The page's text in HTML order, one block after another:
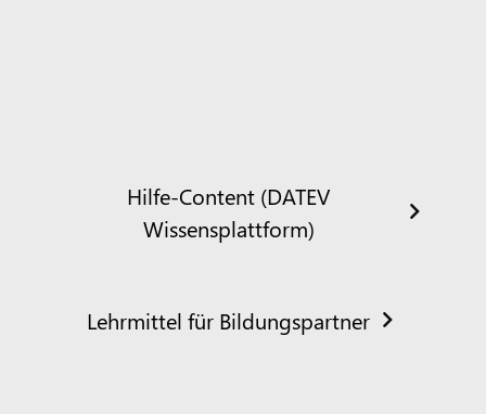
Hilfe-Content (DATEV
Wissensplattform)
Lehrmittel für Bildungspartner